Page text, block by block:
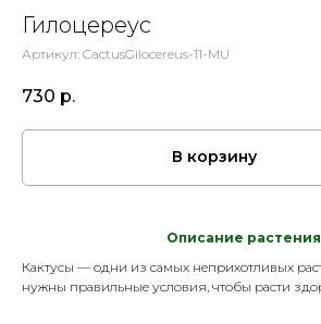
Гилоцереус
Артикул: CactusGilocereus-11-MU
730 р.
В корзину
Описание растения
Кактусы — одни из самых неприхотливых
нужны правильные условия, чтобы расти